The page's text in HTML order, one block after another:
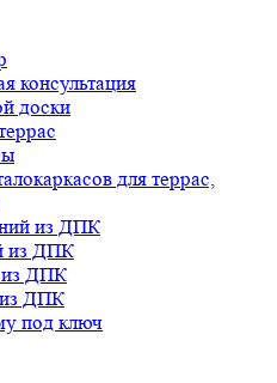
консультация
доски
для террас,
из ДПК
из ДПК
из ДПК
ДПК
под ключ